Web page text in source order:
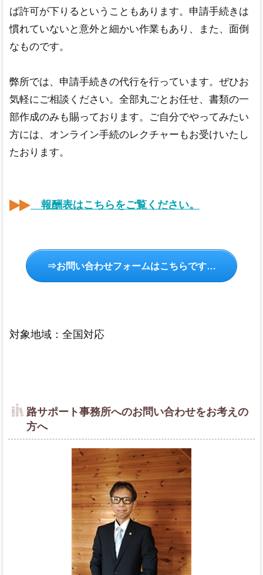
ば許可が下りるということもあります。申請手続きは
慣れていないと意外と細かい作業もあり、また、面倒
なものです。
弊所では、申請手続きの代行を行っています。ぜひお
気軽にご相談ください。全部丸ごとお任せ、書類の一
部作成のみも賜っております。ご自分でやってみたい
方には、オンライン手続のレクチャーもお受けいたし
たおります。
報酬表はこちらをご覧ください。
⇒お問い合わせフォームはこちらです…
対象地域：全国対応
路サポート事務所へのお問い合わせをお考えの
方へ